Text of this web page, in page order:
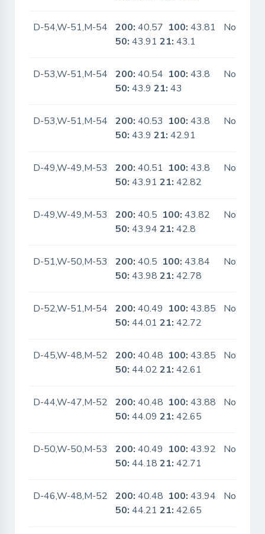
D-54,W-51,M-54 200: 40.57 100: 43.81
50: 43.9121: 43.1
No
D-53,W-51,M-54 200: 40.54 100: 43.8
50: 43.921: 43
No
D-53,W-51,M-54 200: 40.53 100: 43.8
50: 43.921: 42.91
No
D-49,W-49,M-53 200: 40.51 100: 43.8
50: 43.9121: 42.82
No
D-49,W-49,M-53 200: 40.5 100: 43.82
50: 43.9421: 42.8
No
D-51,W-50,M-53 200: 40.5 100: 43.84
50: 43.9821: 42.78
No
D-52,W-51,M-54 200: 40.49 100: 43.85
50: 44.0121: 42.72
No
D-45,W-48,M-52 200: 40.48 100: 43.85
50: 44.0221: 42.61
No
D-44,W-47,M-52 200: 40.48 100: 43.88
50: 44.0921: 42.65
No
D-50,W-50,M-53 200: 40.49 100: 43.92
50: 44.1821: 42.71
No
D-46,W-48,M-52 200: 40.48 100: 43.94
50: 44.2121: 42.65
No